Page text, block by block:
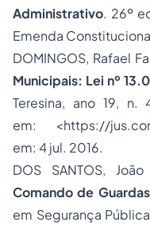
Administrativo. 26º
Emenda
DOMINGOS, Rafael
Municipais: Lei nº
Teresina, ano 19, n.
em: <https://
em: 4 jul. 2016.
DOS SANTOS,
Comando de
em Segurança